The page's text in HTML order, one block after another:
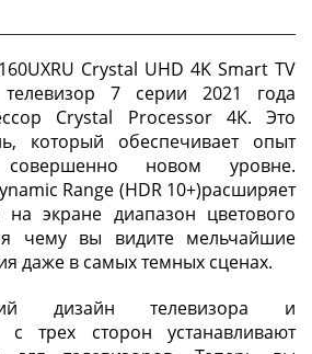
Crystal UHD 4K Smart TV
7 серии 2021 года
Crystal Processor 4К. Это
который обеспечивает опыт
новом уровне.
Range (HDR 10+)расширяет
экране диапазон цветового
чему вы видите мельчайшие
даже в самых темных сценах.
дизайн телевизора и
с трех сторон устанавливают